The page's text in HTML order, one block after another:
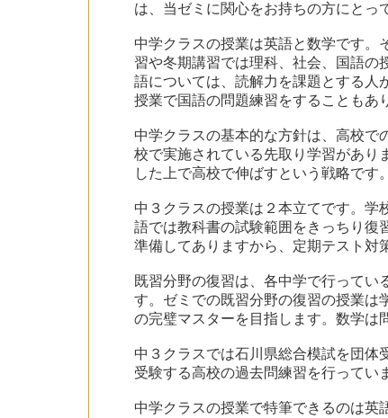
は、当ゼミに関心をお持ちの方にとっ
中学クラスの授業は英語と数学です。
習や冬期講習では理科、社会、国語の
語については、読解力を課題とする人
授業で国語の問題練習をすることもあ
中学クラスの基本的な方針は、高校で
校で実施されている先取り学習があり
した上で高校で伸ばすという戦略です
中３クラスの授業は２本立てです。学
語では教科書の試験範囲をきっちり復
準備してありますから、定期テスト対
既習分野の復習は、各中学で行ってい
す。ゼミでの既習分野の復習の授業は
の完璧マスターを目指します。数学は
中３クラスでは石川県総合模試を団体
受験する高校の過去問練習を行ってい
中学クラスの授業で特筆できるのは英